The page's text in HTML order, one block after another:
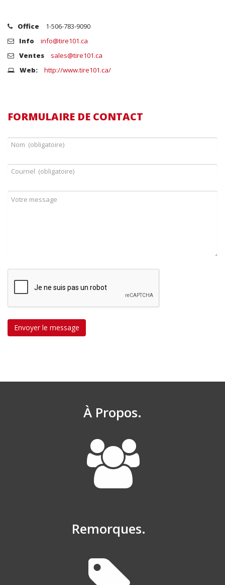
Office
1-506-783-9090
Info
info@tire101.ca
Ventes
sales@tire101.ca
Web:
http://www.tire101.ca/
FORMULAIRE DE CONTACT
Envoyer le message
À Propos.
Remorques.